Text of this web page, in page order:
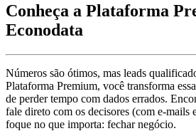
Conheça a Plataforma
Econodata
Números são ótimos, mas leads
Plataforma Premium, você transforma
de perder tempo com dados errados.
fale direto com os decisores (com e-mails
foque no que importa: fechar negócio.